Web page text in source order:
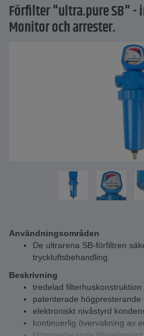
Förfilter "ultra.pure SB" -
Monitor och arrester.
Användningsområden
De ultrarena SB-förfiltren
tryckluftsbehandling
Beskrivning
tredelad filterhuskonstruktion
patenterade högpresterande
elektroniskt nivåstyrd
kontinuerlig övervakning av